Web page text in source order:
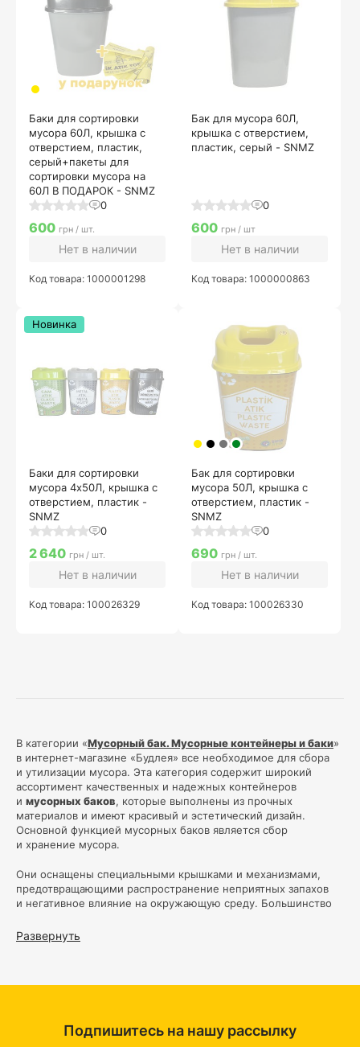
В категории «Мусорный бак. Мусорные контейнеры и баки»
в интернет-магазине «Будлея» все необходимое для сбора
и утилизации мусора. Эта категория содержит широкий
ассортимент качественных и надежных контейнеров
и мусорных баков, которые выполнены из прочных
материалов и имеют красивый и эстетический дизайн.
Основной функцией мусорных баков является сбор
и хранение мусора.
Они оснащены специальными крышками и механизмами,
предотвращающими распространение неприятных запахов
и негативное влияние на окружающую среду. Большинство
дополнительные
по категориям. Преимущества наших
в помещении.
Развернуть
Баки для сортировки
мусора 60Л, крышка с
отверстием, пластик,
серый+пакеты для
сортировки мусора на
60Л В ПОДАРОК - SNMZ
0
600 грн / шт.
Нет в наличии
Код товара: 1000001298
Бак для мусора 60Л,
крышка с отверстием,
пластик, серый - SNMZ
0
600 грн / шт
Нет в наличии
Код товара: 1000000863
Баки для сортировки
мусора 4х50Л, крышка с
отверстием, пластик -
SNMZ
0
Новинка
2 640 грн / шт.
Нет в наличии
Код товара: 100026329
Бак для сортировки
мусора 50Л, крышка с
отверстием, пластик -
SNMZ
0
690 грн / шт.
Нет в наличии
Код товара: 100026330
Подпишитесь на нашу рассылку